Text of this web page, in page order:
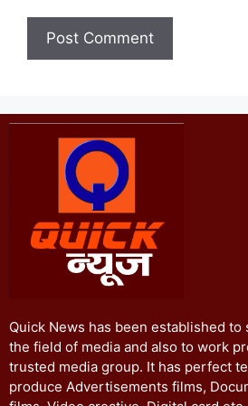
Quick News has been established to
the field of media and also to work
trusted media group. It has perfect
produce Advertisements films,